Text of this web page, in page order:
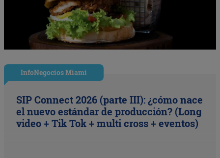
InfoNegocios Miami
SIP Connect 2026 (parte III): ¿cómo nace
el nuevo estándar de producción? (Long
video + Tik Tok + multi cross + eventos)